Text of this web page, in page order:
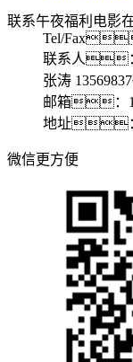
联系午夜福利电影
Tel/
联系人：
张涛
邮箱：
地址：
微信更方便